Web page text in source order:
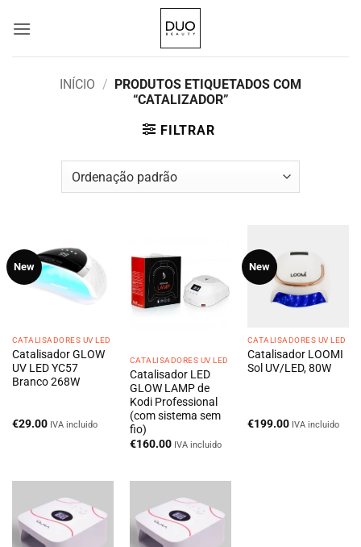
INÍCIO / PRODUTOS ETIQUETADOS COM
“CATALIZADOR”
FILTRAR
New
CATALISADORES UV LED
Catalisador GLOW
UV LED YC57
Branco 268W
€29.00 IVA incluido
CATALISADORES UV LED
Catalisador LED
GLOW LAMP de
Kodi Professional
(com sistema sem
fio)
€160.00 IVA incluido
New
CATALISADORES UV LED
Catalisador LOOMI
Sol UV/LED, 80W
€199.00 IVA incluido